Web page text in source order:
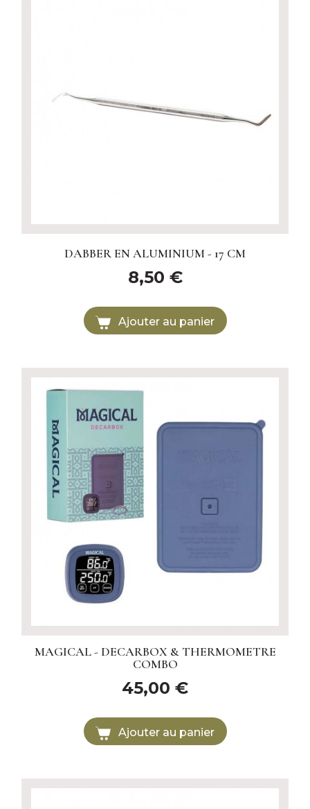
DABBER EN ALUMINIUM - 17 CM
8,50 €
Ajouter au panier
MAGICAL - DECARBOX & THERMOMETRE
COMBO
45,00 €
Ajouter au panier